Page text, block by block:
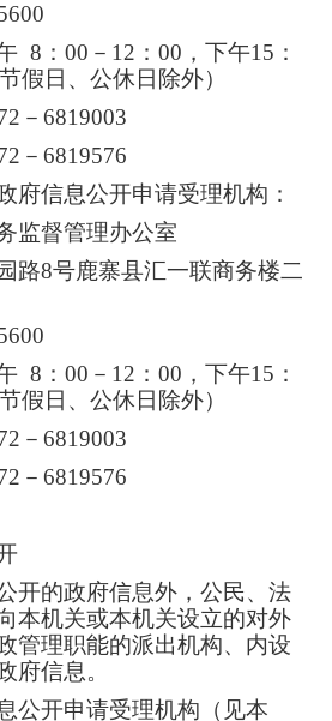
8 ： 00－12：00，下午15 ：
假日、公休日除外）
－6819003
－6819576
府信息公开申请受理机构：
监督管理办公室
路8号鹿寨县汇一联商务楼二
8 ： 00－12：00，下午15 ：
假日、公休日除外）
－6819003
－6819576
开的政府信息外，公民、法
本机关或本机关设立的对外
管理职能的派出机构、内设
府信息。
公开申请受理机构（见本